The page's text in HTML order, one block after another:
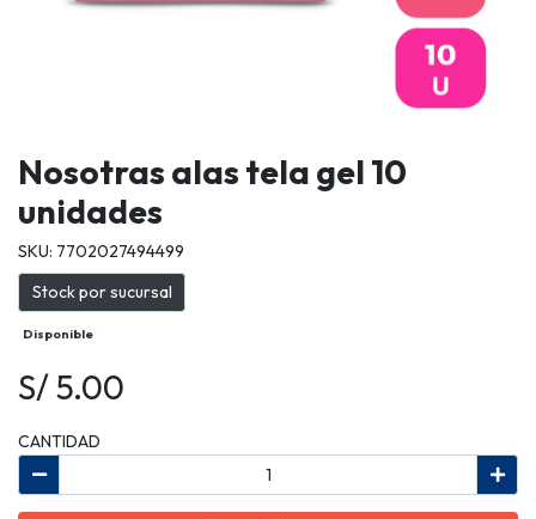
Nosotras alas tela gel 10
unidades
SKU: 7702027494499
Stock por sucursal
Disponible
S/ 5.00
CANTIDAD